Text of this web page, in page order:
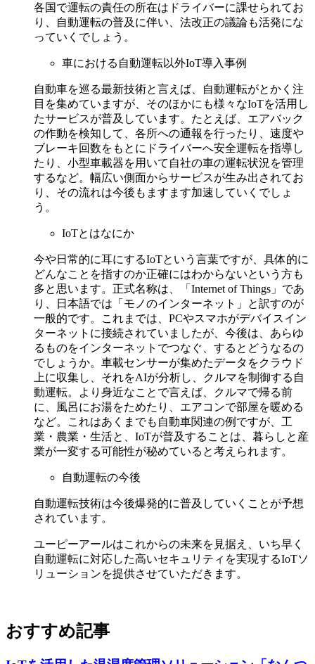
各国で運転の責任の所在はドライバーに課せられてお
り、自動運転の普及に伴い、法改正の議論も活発にな
っていくでしょう。
車における自動運転以外IoT導入事例
自動車を巡る最新技術と言えば、自動運転がとかく注
目を集めていますが、そのほかにも様々なIoTを活用し
たサービスが普及しています。たとえば、エアバック
の作動を検知して、各所への通報を行ったり、速度や
ブレーキ回数をもとにドライバーへ安全運転を指導し
たり、小型車載器を用いて自社の車の運転状況を管理
するなど。幅広い側面からサービスが生み出されてお
り、その流れは今後もますます加速していくでしょ
う。
IoTとはなにか
今や日常的に耳にするIoTという言葉ですが、具体的に
どんなことを指すのか正確にはわからないという方も
多と思います。正式名称は、「Internet of Things」であ
り、日本語では「モノのインターネット」と訳すのが
一般的です。これまでは、PCやスマホがデバイスイン
ターネットに接続されていましたが、今後は、あらゆ
るものをインターネットでつなぐ、するとどうなるの
でしょうか。車載センサーが集めたデータをクラウド
上に収集し、それをAIが分析し、クルマを制御する自
動運転。より身近なことで言えば、クルマで帰る前
に、風呂にお湯をためたり、エアコンで部屋を暖める
など。これはあくまでも自動車関連の例ですが、工
業・農業・生活と、IoTが普及することは、暮らしと産
業が一変する可能性が秘めていると考えられます。
自動運転の今後
自動運転技術は今後爆発的に普及していくことが予想
されています。
ユーピーアールはこれからの未来を見据え、いち早く
自動運転に対応した高いセキュリティを実現するIoTソ
リューションを提供させていただきます。
おすすめ記事